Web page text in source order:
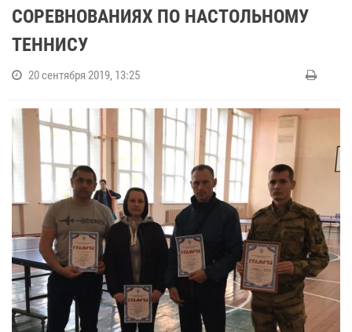
СОРЕВНОВАНИЯХ ПО НАСТОЛЬНОМУ
ТЕННИСУ
20 сентября 2019, 13:25